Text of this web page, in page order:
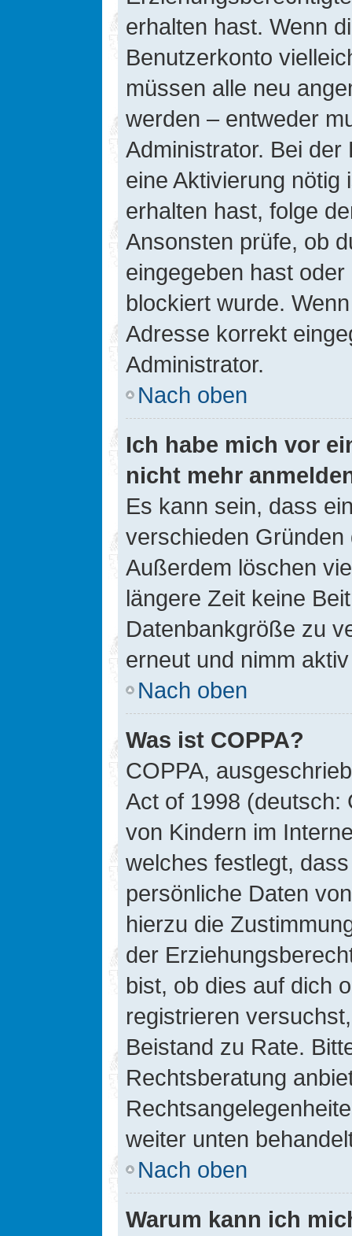
erhalten hast. Wenn
Benutzerkonto
müssen alle neu
werden – entweder
Administrator. Bei
eine Aktivierung nötig
erhalten hast, folge
Ansonsten prüfe, ob
eingegeben hast
blockiert wurde.
Adresse korrekt
Administrator.
Nach oben
Ich habe mich vor
nicht mehr
Es kann sein, dass
verschieden
Außerdem löschen
längere Zeit keine
Datenbankgröße zu
erneut und nimm
Nach oben
Was ist COPPA?
COPPA,
Act of 1998 (deutsch:
von Kindern im
welches festlegt,
persönliche Daten
hierzu die
der
bist, ob dies auf dich
registrieren
Beistand zu Rate.
Rechtsberatung
weiter unten
Nach oben
Warum kann ich